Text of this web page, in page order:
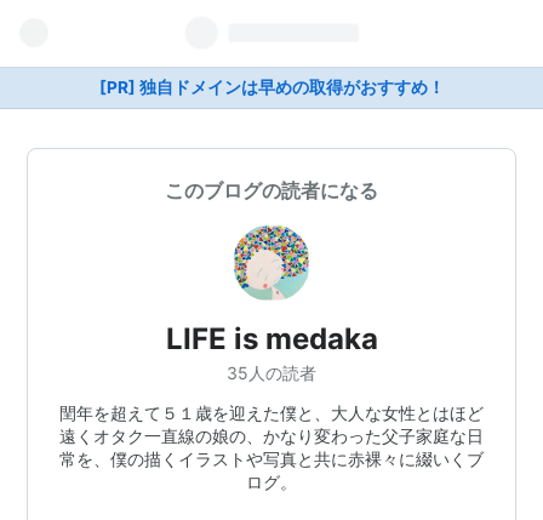
[PR] 独自ドメインは早めの取得がおすすめ！
このブログの読者になる
LIFE is medaka
35人の読者
閏年を超えて５１歳を迎えた僕と、大人な女性とはほど
遠くオタク一直線の娘の、かなり変わった父子家庭な日
常を、僕の描くイラストや写真と共に赤裸々に綴いくブ
ログ。